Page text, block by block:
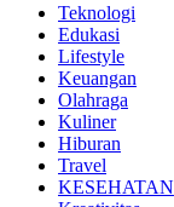
Teknologi
Edukasi
Lifestyle
Keuangan
Olahraga
Kuliner
Hiburan
Travel
KESEHATAN